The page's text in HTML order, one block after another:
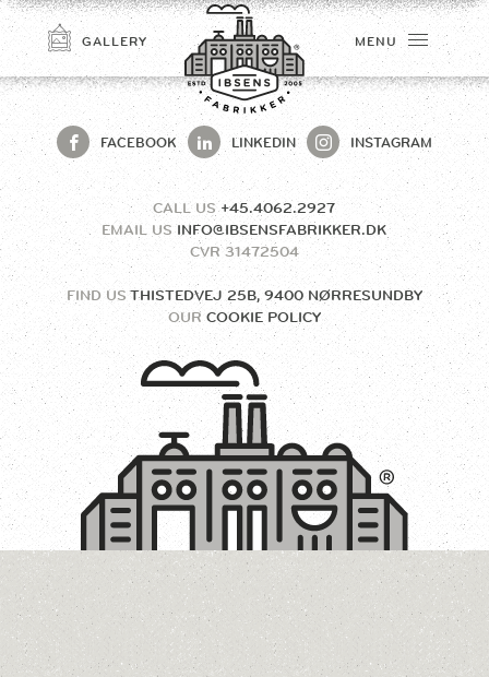
CONNECT
GALLERY MENU
FACEBOOK LINKEDIN INSTAGRAM
CALL US +45.4062.2927
EMAIL US INFO@IBSENSFABRIKKER.DK
OUR COOKIE POLICY
FIND US THISTEDVEJ 25B, 9400 NØRRESUNDBY
CVR31472504